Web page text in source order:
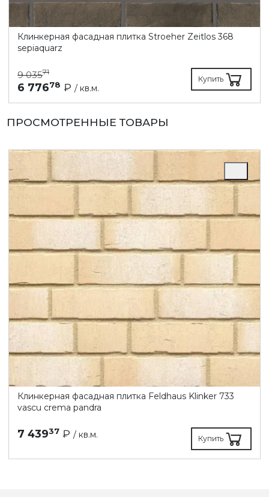
Клинкерная фасадная плитка Stroeher Zeitlos 368
sepiaquarz
9 03571
6 77678 ₽ / кв.м.
Купить
ПРОСМОТРЕННЫЕ ТОВАРЫ
Клинкерная фасадная плитка Feldhaus Klinker 733
vascu crema pandra
7 43937 ₽ / кв.м. Купить